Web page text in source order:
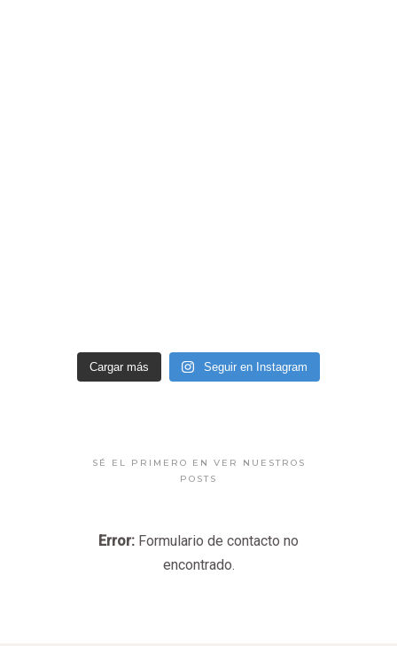
Cargar más Seguir en Instagram
SÉ EL PRIMERO EN VER NUESTROS
POSTS
Error: Formulario de contacto no
encontrado.